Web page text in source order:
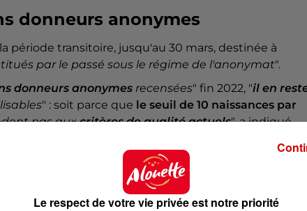
donneurs anonymes
période transitoire, jusqu'au 30 mars, destinée à
par le passé sous le régime de l'anonymat".
donneurs anonymes recensées" fin 2022, "il en
" : soit parce que le seuil de 10 naissances par
pas auxcritères de qualité actuels", a indiqué
donneurs. Ceux qui en avaient davantage,
avaient moins.
la mise en commun de plus de 10 000 paillettes de
Le respect de votre vie privée est notre priorité